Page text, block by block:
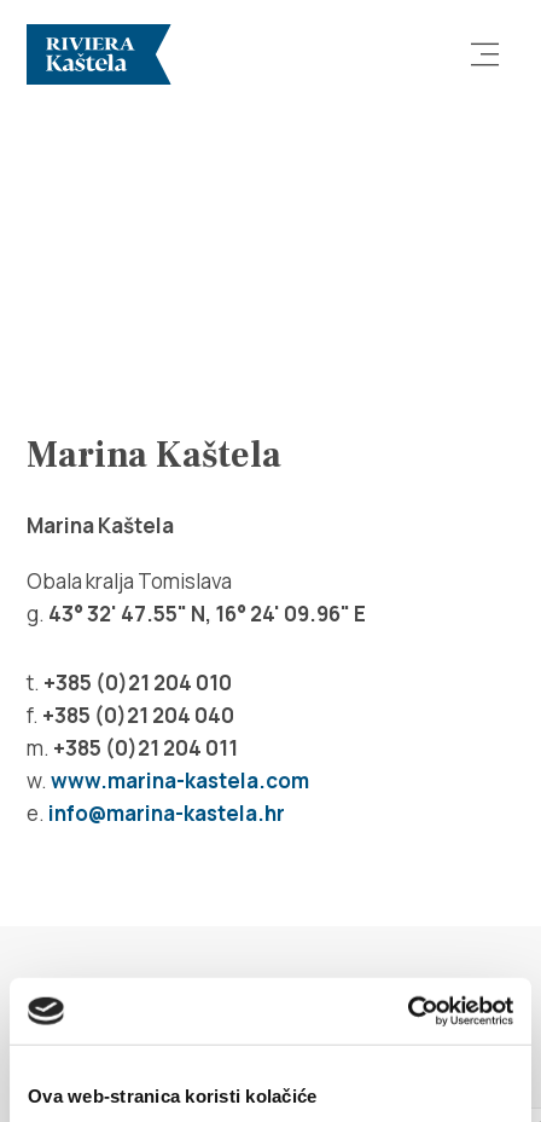
Ova web-stranica koristi kolačiće
Safe in Dalmatia
hu
+385 21 227 933
Marina Kaštela
Marina Kaštela
Obala kralja Tomislava
g. 43° 32' 47.55" N, 16° 24' 09.96" E
t. +385 (0)21 204 010
f. +385 (0)21 204 040
m. +385 (0)21 204 011
w.www.marina-kastela.com
e. info@marina-kastela.hr
ESEMÉNYEK
Fedezzen fel többet
2026. augusztus 17.